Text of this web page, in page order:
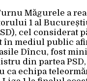
Măgurele a
1 al
cel considerat
în mediul public
Dîncu, fost
din partea PSD,
ca echipa